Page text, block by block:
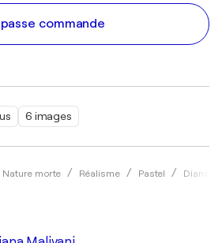
6 images
Nature morte Réalisme Pastel Diana
commande